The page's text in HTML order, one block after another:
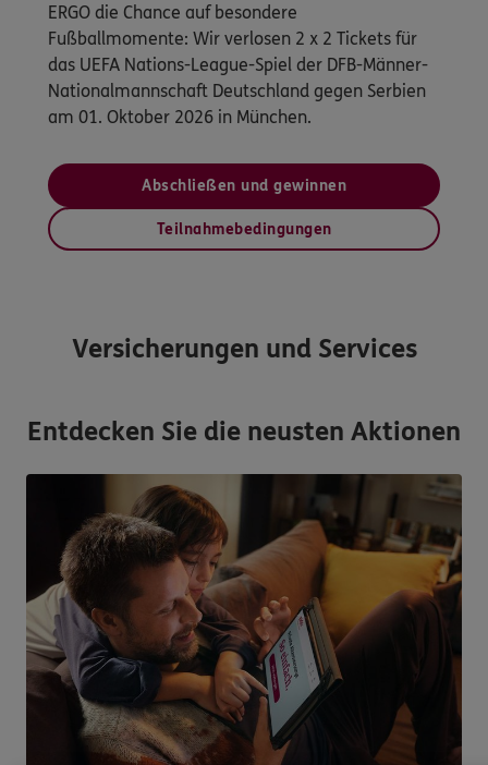
ERGO die Chance auf besondere
Fußballmomente: Wir verlosen 2 x 2 Tickets für
das UEFA Nations-League-Spiel der DFB-Männer-
Nationalmannschaft Deutschland gegen Serbien
am 01. Oktober 2026 in München.
Abschließen und gewinnen
Teilnahmebedingungen
Versicherungen und Services
Entdecken Sie die neusten Aktionen